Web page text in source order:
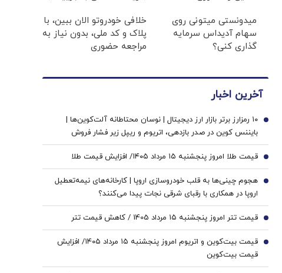
میدونستی میتونی روی
سهام آدیداس سرمایه
گذاری کنی؟
خلافی خودروتو الان ببین، با
پلاک و کد ملی، بدون نیاز به
مراجعه حضوری
آخرین اخبار
۱۰ رمزارز برتر بازار ارز دیجیتال | نوسان محتاطانه آلت‌کوین‌ها |
بایننس‌ کوین در صدر بازدهی، اتریوم و ریپل زیر فشار فروش
1
قیمت طلا امروز پنجشنبه ۱۵ مرداد ۱۴۰۵/ افزایش قیمت طلا 2
هجوم چینی‌ها به قلب خودروسازی اروپا | کارخانه‌های نیمه‌تعطیل
اروپا در همکاری با رقبای شرقی نجات پیدا می‌کنند؟
3
قیمت تتر امروز پنجشنبه ۱۵ مرداد 1405 / کاهش قیمت تتر 4
قیمت بیت‌کوین و اتریوم امروز پنجشنبه ۱۵ مرداد ۱۴۰۵/ افزایش
قیمت بیت‌کوین
5